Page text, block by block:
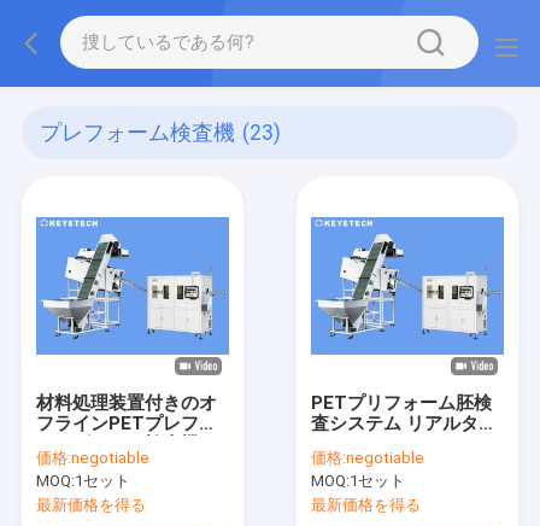
プレフォーム検査機 (23)
材料処理装置付きのオ
フラインPETプレフォ
価格:negotiable
MOQ:1セット
最新価格を得る
PETプリフォーム胚検
査システム リアルタイ
ービスサポート
価格:negotiable
MOQ:1セット
最新価格を得る